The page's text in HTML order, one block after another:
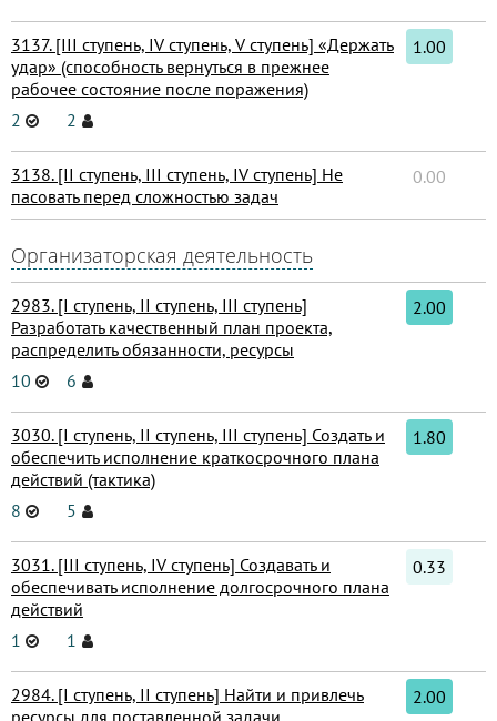
3137. [III ступень, IV ступень, V ступень] «Держать
удар» (способность вернуться в прежнее
рабочее состояние после поражения)
2
2
1.00
3138. [II ступень, III ступень, IV ступень] Не
пасовать перед сложностью задач
0.00
Организаторская деятельность
2983. [I ступень, II ступень, III ступень]
Разработать качественный план проекта,
распределить обязанности, ресурсы
10
6
2.00
3030. [I ступень, II ступень, III ступень] Создать и
обеспечить исполнение краткосрочного плана
действий (тактика)
8
5
1.80
3031. [III ступень, IV ступень] Создавать и
обеспечивать исполнение долгосрочного плана
действий
1
1
0.33
2984. [I ступень, II ступень] Найти и привлечь
2.00